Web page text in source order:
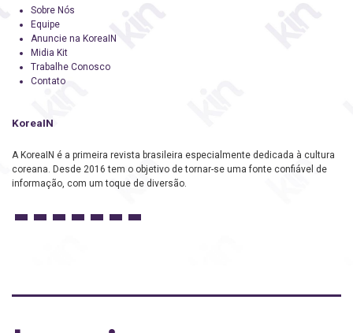
Sobre Nós
Equipe
Anuncie na KoreaIN
Midia Kit
Trabalhe Conosco
Contato
KoreaIN
A KoreaIN é a primeira revista brasileira especialmente dedicada à cultura
coreana. Desde 2016 tem o objetivo de tornar-se uma fonte confiável de
informação, com um toque de diversão.